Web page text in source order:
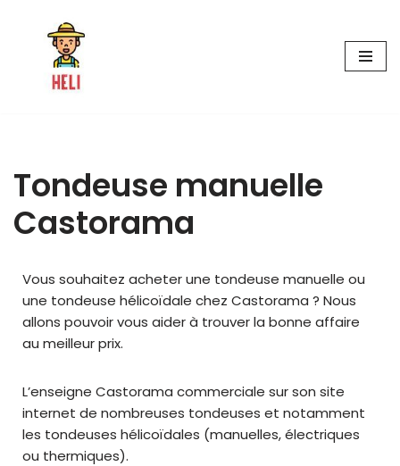
contenu
Tondeuse manuelle
Castorama
Vous souhaitez acheter une tondeuse manuelle ou
une tondeuse hélicoïdale chez Castorama ? Nous
allons pouvoir vous aider à trouver la bonne affaire
au meilleur prix.
L’enseigne Castorama commerciale sur son site
internet de nombreuses tondeuses et notamment
les tondeuses hélicoïdales (manuelles, électriques
ou thermiques).